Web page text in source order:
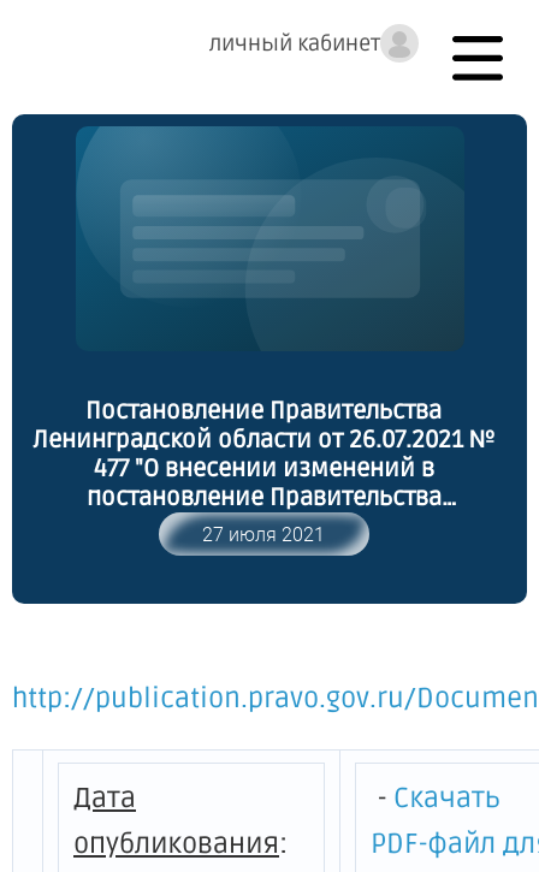
личный кабинет
Постановление Правительства
Ленинградской области от 26.07.2021 №
477 "О внесении изменений в
постановление Правительства
Ленинградской области от 14 ноября
2013 года № 397 "Об утверждении
Ленинградской области "Развитие
27 июля 2021
http://publication.pravo.gov.ru/
Дата
опубликования:
- Скачать
PDF-файл